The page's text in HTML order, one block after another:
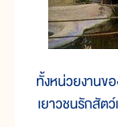
ทั้งหน่วยงานขอ
เยาวชนรักสัต